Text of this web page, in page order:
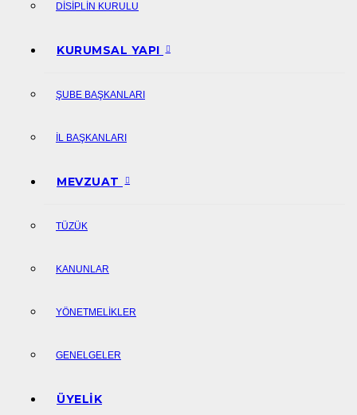
DISIPLIN KURULU
KURUMSAL YAPI
ŞUBE BAŞKANLARI
İL BAŞKANLARI
MEVZUAT
TÜZÜK
KANUNLAR
YÖNETMELIKLER
GENELGELER
ÜYELIK